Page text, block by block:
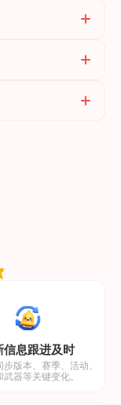
信息跟进及时
步版本、赛季、活动、
武器等关键变化。